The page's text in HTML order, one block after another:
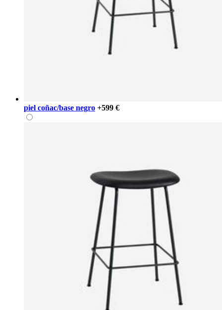
piel coñac/base negro +599 €